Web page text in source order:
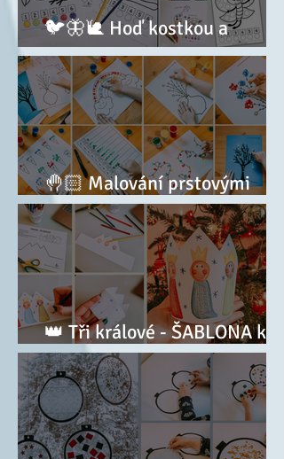
🐦🦋🐌 Hoď kostkou a
vybarvuj
🤚🏻 Malování prstovými
barvami + ŠABLONY
👑 Tři králové - ŠABLONA k
dotvoření